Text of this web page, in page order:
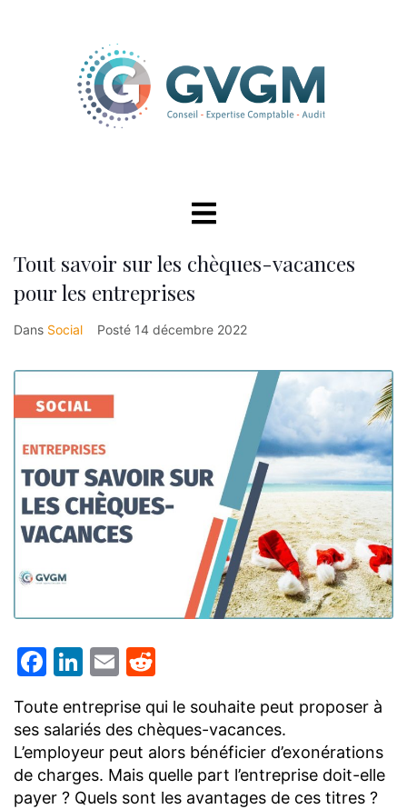
Tout savoir sur les chèques-vacances
pour les entreprises
Dans Social Posté 14 décembre 2022
Facebook
LinkedIn
Email
Toute entreprise qui le souhaite peut proposer à
ses salariés des chèques-vacances.
L’employeur peut alors bénéficier d’exonérations
de charges. Mais quelle part l’entreprise doit-elle
payer ? Quels sont les avantages de ces titres ?